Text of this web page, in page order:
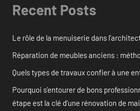
Recent Posts
Le rôle de la menuiserie dans
Réparation de meubles anciens :
Quels types de travaux confier à une
Pourquoi s’entourer de bons
étape est la clé d’une rénovation de